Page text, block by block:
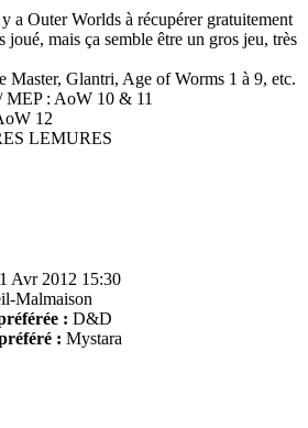
a Outer Worlds à récupérer gratuitement
joué, mais ça semble être un gros jeu, très
Master, Glantri, Age of Worms 1 à 9, etc.
MEP : AoW 10 & 11
12
LEMURES
Avr 2012 15:30
Malmaison
: D&D
: Mystara